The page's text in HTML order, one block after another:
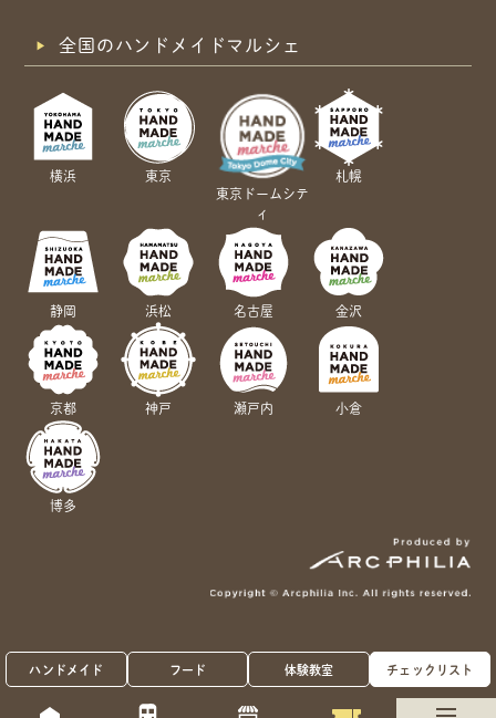
ハンドメイド フード 体験教室 チェックリスト
全国のハンドメイドマルシェ
横浜
東京
東京ドームシテ
ィ
札幌
静岡 浜松 名古屋 金沢
京都 神戸 瀬戸内 小倉
博多